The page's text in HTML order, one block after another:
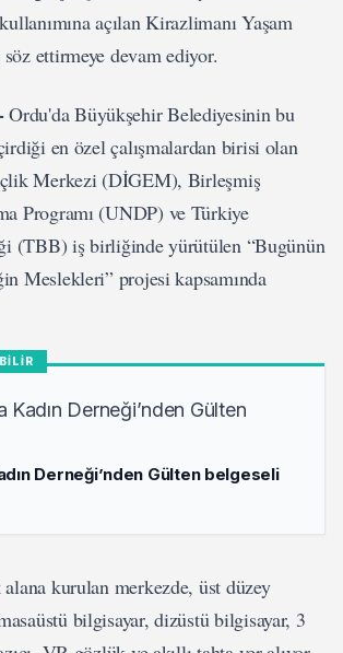
açılan Kirazlimanı Yaşam
ettirmeye devam ediyor.
Ordu'da Büyükşehir Belediyesinin bu
en özel çalışmalardan birisi olan
Merkezi (DİGEM), Birleşmiş
Programı (UNDP) ve Türkiye
(TBB) iş birliğinde yürütülen “Bugünün
Meslekleri” projesi kapsamında
Derneği’nden Gülten belgeseli
kurulan merkezde, üst düzey
bilgisayar, dizüstü bilgisayar, 3